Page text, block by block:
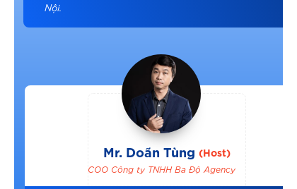
Nội.
Mr. Doãn Tùng
COO Công ty TNHH Ba Độ Agency
(Host)